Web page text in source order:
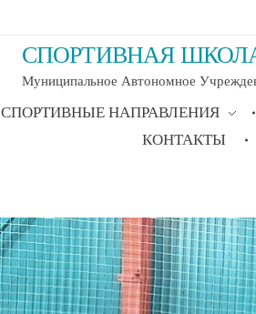
СПОРТИВНАЯ
Муниципальное Автономное
СПОРТИВНЫЕ НАПРАВЛЕНИЯ
КОНТАКТЫ